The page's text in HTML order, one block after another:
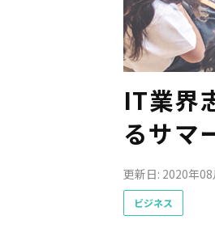
IT業界
るサマ
更新日: 2020年
ビジネス